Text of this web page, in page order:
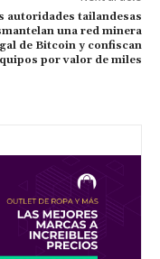
autoridades tailandesas
una red minera
de Bitcoin y confiscan
por valor de miles